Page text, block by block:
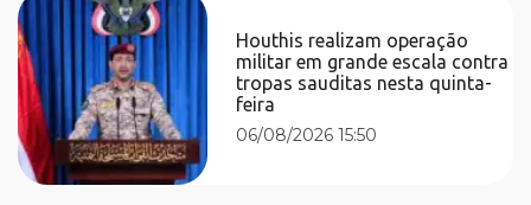
Houthis realizam operação
militar em grande escala contra
tropas sauditas nesta quinta-
feira
06/08/2026 15:50